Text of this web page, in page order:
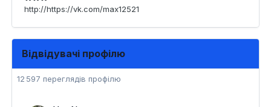
http://https://vk.com/max12521
Відвідувачі профілю
12 597 переглядів профілю